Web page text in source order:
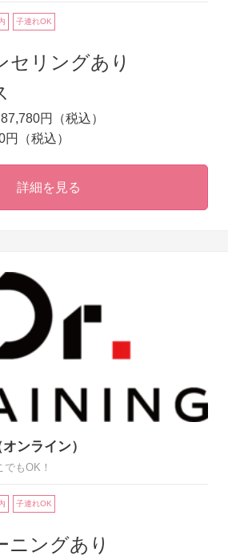
子連れOK
セリングあり
円（税込）
（税込）
詳細を見る
ンライン）
もOK！
子連れOK
ニングあり